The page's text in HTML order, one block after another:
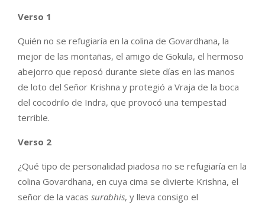
Verso 1
Quién no se refugiaría en la colina de Govardhana, la
mejor de las montañas, el amigo de Gokula, el hermoso
abejorro que reposó durante siete días en las manos
de loto del Señor Krishna y protegió a Vraja de la boca
del cocodrilo de Indra, que provocó una tempestad
terrible.
Verso 2
¿Qué tipo de personalidad piadosa no se refugiaría en la
colina Govardhana, en cuya cima se divierte Krishna, el
señor de la vacas surabhis, y lleva consigo el